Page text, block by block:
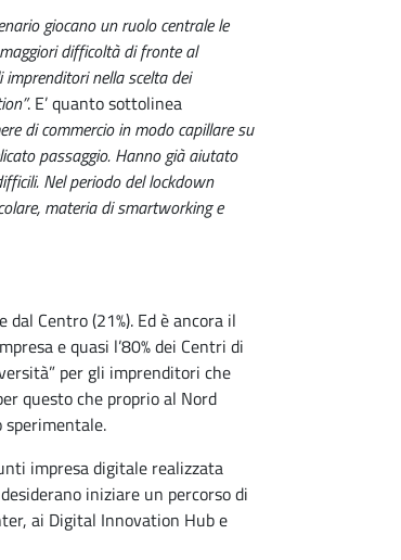
giocano un ruolo centrale le
difficoltà di fronte al
nella scelta dei
. E’ quanto sottolinea
di commercio in modo capillare su
passaggio. Hanno già aiutato
Nel periodo del lockdown
materia di smartworking e
Centro (21%). Ed è ancora il
e quasi l’80% dei Centri di
per gli imprenditori che
questo che proprio al Nord
impresa digitale realizzata
iniziare un percorso di
ai Digital Innovation Hub e